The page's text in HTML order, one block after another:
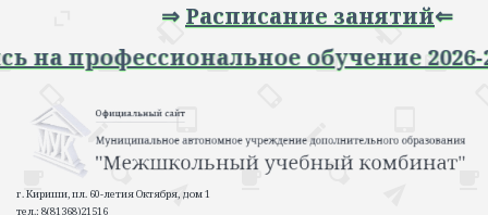
⇒Расписание занятий
на профессиональное обучение
г. Кириши, пл. 60-летия Октября, дом 1
тел.: 8(81368)21516